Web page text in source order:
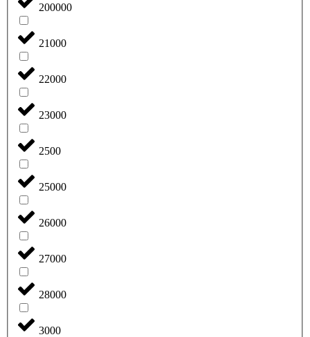
200000
21000
22000
23000
2500
25000
26000
27000
28000
3000